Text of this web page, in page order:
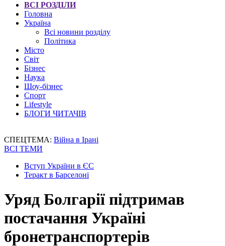
ВСІ РОЗДІЛИ
Головна
Україна
Всі новини розділу
Політика
Місто
Світ
Бізнес
Наука
Шоу-бізнес
Спорт
Lifestyle
БЛОГИ ЧИТАЧІВ
СПЕЦТЕМА: Війна в Ірані
ВСІ ТЕМИ
Вступ України в ЄС
Теракт в Барселоні
Уряд Болгарії підтримав
постачання Україні
бронетранспортерів